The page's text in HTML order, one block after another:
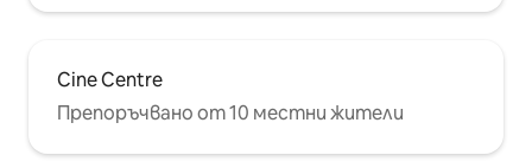
Cine Centre
Препоръчвано от 10 местни жители